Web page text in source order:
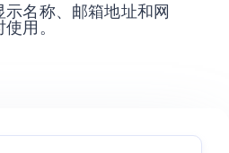
名称、邮箱地址和网
用。